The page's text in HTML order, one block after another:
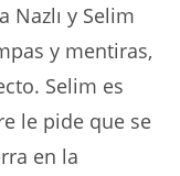
Nazlı y Selim
y mentiras,
Selim es
le pide que se
en la